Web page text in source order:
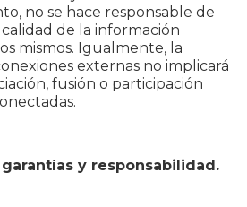
no se hace responsable de
de la información
mismos. Igualmente, la
externas no implicará
fusión o participación
y responsabilidad.